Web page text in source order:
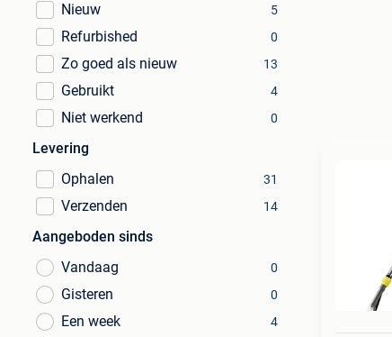
Nieuw
5
Refurbished 0
Zo goed als nieuw 13
Gebruikt 4
Niet werkend 0
Levering
Ophalen
31
Verzenden 14
Aangeboden sinds
Vandaag
0
Gisteren 0
Een week 4